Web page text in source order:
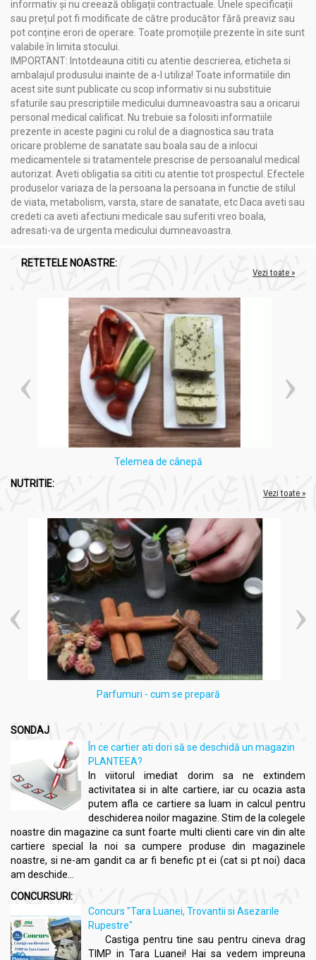
informativ și nu creează obligații contractuale. Unele specificații
sau prețul pot fi modificate de către producător fără preaviz sau
pot conține erori de operare. Toate promoțiile prezente în site sunt
valabile în limita stocului.
IMPORTANT: Intotdeauna cititi cu atentie descrierea, eticheta si
ambalajul produsului inainte de a-l utiliza! Toate informatiile din
acest site sunt publicate cu scop informativ si nu substituie
sfaturile sau prescriptiile medicului dumneavoastra sau a oricarui
personal medical calificat. Nu trebuie sa folositi informatiile
prezente in aceste pagini cu rolul de a diagnostica sau trata
oricare probleme de sanatate sau boala sau de a inlocui
medicamentele si tratamentele prescrise de persoanalul medical
autorizat. Aveti obligatia sa cititi cu atentie tot prospectul. Efectele
produselor variaza de la persoana la persoana in functie de stilul
de viata, metabolism, varsta, stare de sanatate, etc Daca aveti sau
credeti ca aveti afectiuni medicale sau suferiti vreo boala,
adresati-va de urgenta medicului dumneavoastra.
RETETELE NOASTRE:
Vezi toate »
Telemea de cânepă
NUTRITIE:
Vezi toate »
Parfumuri - cum se prepară
SONDAJ
În ce cartier ati dori să se deschidă un magazin
PLANTEEA?
In viitorul imediat dorim sa ne extindem
activitatea si in alte cartiere, iar cu ocazia asta
putem afla ce cartiere sa luam in calcul pentru
deschiderea noilor magazine. Stim de la colegele
noastre din magazine ca sunt foarte multi clienti care vin din alte
cartiere special la noi sa cumpere produse din magazinele
noastre, si ne-am gandit ca ar fi benefic pt ei (cat si pt noi) daca
am deschide...
CONCURSURI:
Concurs "Tara Luanei, Trovantii si Asezarile
Rupestre"
Castiga pentru tine sau pentru cineva drag
TIMP in Tara Luanei! Hai sa vedem impreuna